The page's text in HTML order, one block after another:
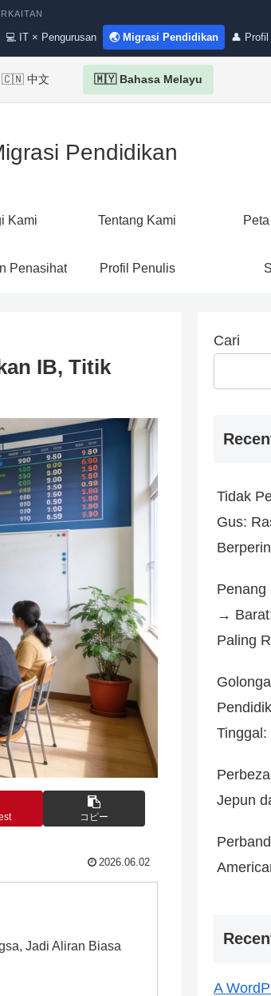
💻 IT × Pengurusan 🌏 Migrasi Pendidikan 👤 Profil
🇨🇳 中文 🇲🇾 Bahasa Melayu
Pendidikan
Kami Tentang Kami
Penasihat Profil Penulis
IB, Titik
コピー
2026.06.02
Jadi Aliran Biasa
Cari
Tidak
Gus:
→
Paling
Tinggal:
Jepun
A